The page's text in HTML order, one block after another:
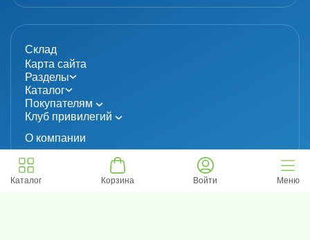
Склад
Карта сайта
Разделы
Каталог
Покупателям
Клуб привилегий
О компании
© 2024 «MolecuLab». Все права защищены.
Каталог Корзина Войти Меню